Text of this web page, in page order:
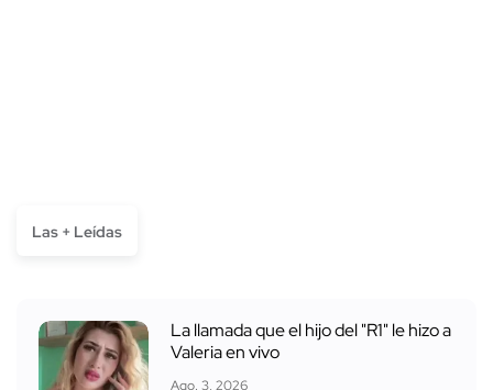
Las + Leídas
La llamada que el hijo del "R1" le hizo a
Valeria en vivo
Ago. 3, 2026